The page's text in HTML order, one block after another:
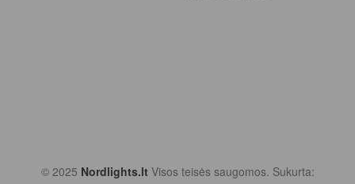
© 2025 Nordlights.lt Visos teisės saugomos. Sukurta: